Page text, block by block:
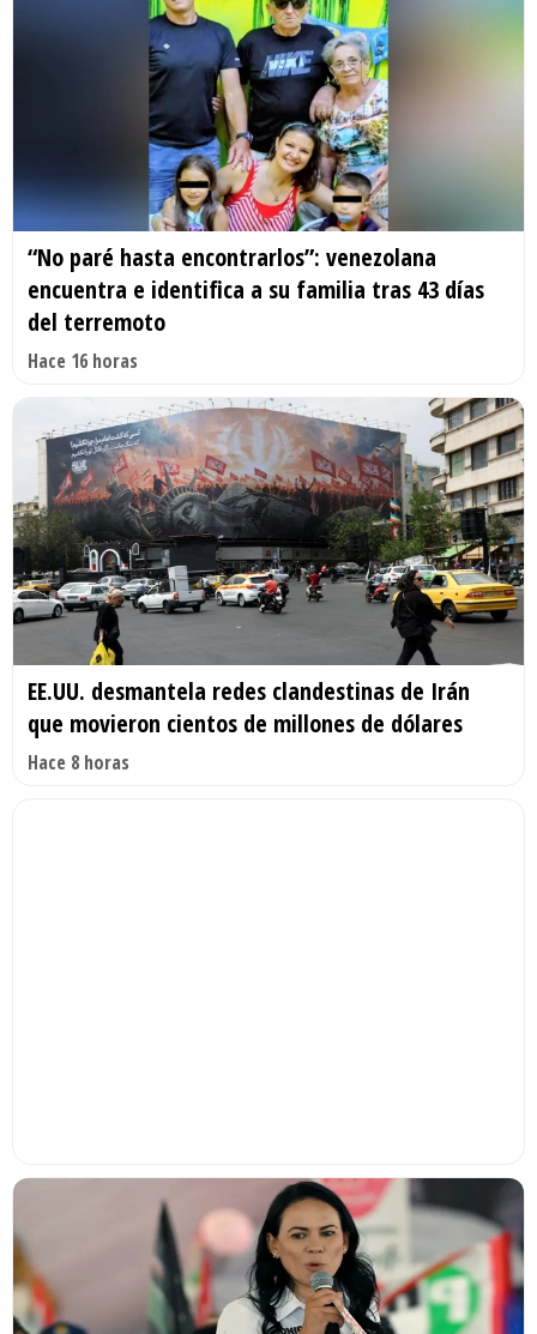
“No paré hasta encontrarlos”: venezolana
encuentra e identifica a su familia tras 43 días
del terremoto
Hace 16 horas
EE.UU. desmantela redes clandestinas de Irán
que movieron cientos de millones de dólares
Hace 8 horas